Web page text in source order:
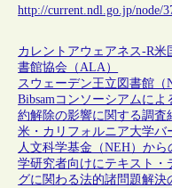
http://current.ndl.go.jp/node/
カレントアウェアネス-R米
書館協会（ALA）
スウェーデン王立図書館（
Bibsamコンソーシアムによ
約解除の影響に関する調査
米・カリフォルニア大学バ
人文科学基金（NEH）か
学研究者向けにテキスト・
グに関わる法的諸問題解決